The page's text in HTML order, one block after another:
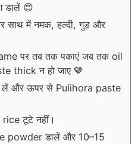
डालें 😍
साथ में नमक, हल्दी, गुड़ और
पर तब तक पकाएं जब तक oil
thick न हो जाए 🤎
लें और ऊपर से Pulihora paste
टूटे नहीं।
powder डालें और 10–15